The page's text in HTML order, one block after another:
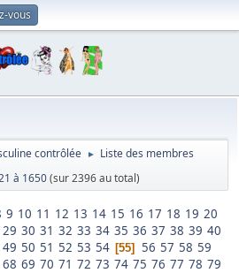
vous
contrôlée ► Liste des membres
à 1650(sur 2396 au total)
9 10 11 12 13 14 15 16 17 18 19 20
29 30 31 32 33 34 35 36 37 38 39 40
49 50 51 52 53 54 55 56 57 58 59
68 69 70 71 72 73 74 75 76 77 78 79